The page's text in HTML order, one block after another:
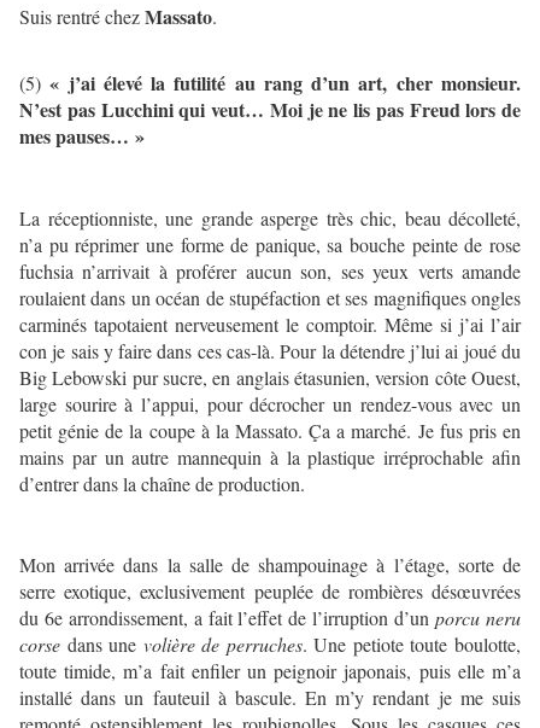
Suis rentré chezMassato.
(5)« j’ai élevé la futilité au rang d’un art, cher monsieur.
N’est pas Lucchini qui veut… Moi je ne lis pas Freud lors de
mes pauses… »
La réceptionniste, une grande asperge très chic, beau décolleté,
n’a pu réprimer une forme de panique, sa bouche peinte de rose
fuchsia n’arrivait à proférer aucun son, ses yeux verts amande
roulaient dans un océan de stupéfaction et ses magnifiques ongles
carminés tapotaient nerveusement le comptoir. Même si j’ai l’air
con je sais y faire dans ces cas-là. Pour la détendre j’lui ai joué du
Big Lebowski pur sucre, en anglais étasunien, version côte Ouest,
large sourire à l’appui, pour décrocher un rendez-vous avec un
petit génie de la coupe à la Massato. Ça a marché. Je fus pris en
mains par un autre mannequin à la plastique irréprochable afin
d’entrer dans la chaîne de production.
Mon arrivée dans la salle de shampouinage à l’étage, sorte de
serre exotique, exclusivement peuplée de rombières désœuvrées
du 6e arrondissement, a fait l’effet de l’irruption d’unporcu neru
corse dans une volière de perruches. Une petiote toute boulotte,
toute timide, m’a fait enfiler un peignoir japonais, puis elle m’a
installé dans un fauteuil à bascule. En m’y rendant je me suis